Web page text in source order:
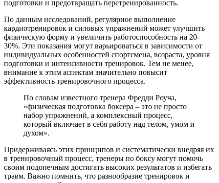
подготовки и предотвращать перетренированность.
По данным исследований, регулярное выполнение
кардиотренировок и силовых упражнений может улучшить
физическую форму и увеличить работоспособность на 20-
30%. Эти показания могут варьироваться в зависимости от
индивидуальных особенностей спортсмена, возраста, уровня
подготовки и интенсивности тренировок. Тем не менее,
внимание к этим аспектам значительно повысит
эффективность тренировочного процесса.
По словам известного тренера Фредди Роуча,
«физическая подготовка боксера – это не просто
набор упражнений, а комплексный процесс,
который включает в себя работу над телом, умом и
духом».
Придерживаясь этих принципов и систематически внедряя их
в тренировочный процесс, тренеры по боксу могут помочь
своим подопечным достигать высоких результатов и избегать
травм. Важно помнить, что разнообразие тренировок и